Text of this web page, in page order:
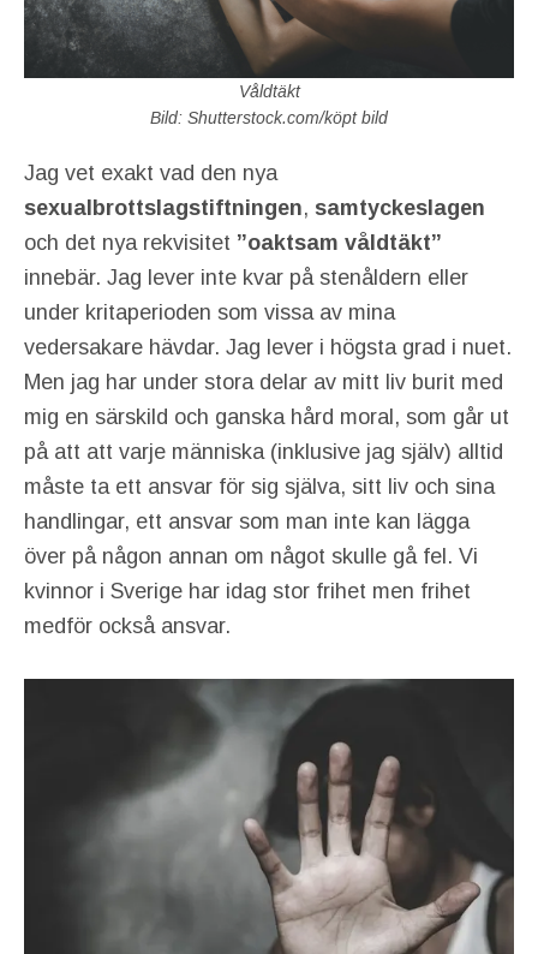
Våldtäkt
Bild: Shutterstock.com/köpt bild
Jag vet exakt vad den nya
sexualbrottslagstiftningen, samtyckeslagen
och det nya rekvisitet ”oaktsam våldtäkt”
innebär. Jag lever inte kvar på stenåldern eller
under kritaperioden som vissa av mina
vedersakare hävdar. Jag lever i högsta grad i nuet.
Men jag har under stora delar av mitt liv burit med
mig en särskild och ganska hård moral, som går ut
på att att varje människa (inklusive jag själv) alltid
måste ta ett ansvar för sig själva, sitt liv och sina
handlingar, ett ansvar som man inte kan lägga
över på någon annan om något skulle gå fel. Vi
kvinnor i Sverige har idag stor frihet men frihet
medför också ansvar.